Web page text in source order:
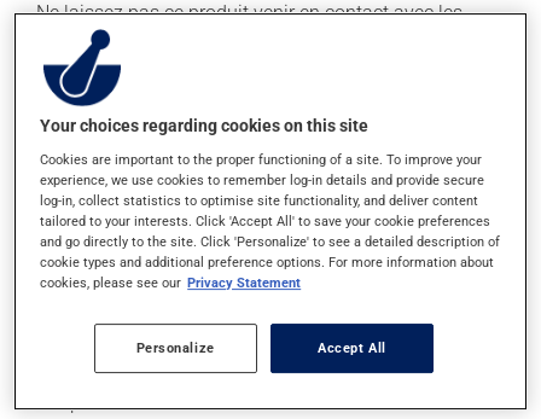
Ne laissez pas ce produit venir en contact avec les
yeux ou les lèvres. Ne l'appliquez pas sur une peau
blessée par une coupure ou une éraflure.
Habituellement, on n'utilise ce médicament qu'au
besoin. Il est important de respecter la posologie
inscrite sur l'étiquette. N'en utilisez pas plus, ni plus
souvent qu'indiqué.
Effets indésirables
l'occasion entraîner certains effets indésirables (effets
secondaires), notamment :
il peut irriter localement.
Your choices regarding cookies on this site
Cookies are important to the proper functioning of a site. To improve your
experience, we use cookies to remember log-in details and provide secure
log-in, collect statistics to optimise site functionality, and deliver content
tailored to your interests. Click 'Accept All' to save your cookie preferences
and go directly to the site. Click 'Personalize' to see a detailed description of
cookie types and additional preference options. For more information about
cookies, please see our Privacy Statement
Personalize Accept All